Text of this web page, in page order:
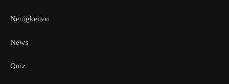
Neuigkeiten
News
Quiz